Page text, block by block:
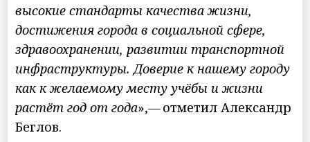
высокие стандарты качества жизни,
достижения города в социальной сфере,
здравоохранении, развитии транспортной
инфраструктуры. Доверие к нашему городу
как к желаемому месту учёбы и жизни
растёт год от года»,— отметил Александр
Беглов.